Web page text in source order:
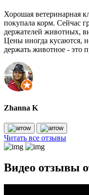
Хорошая ветеринарная
покупала корм. Сейчас
держателей животных,
Цены иногда кусаются,
держать животное - это
Zhanna K
Читать все отзывы
Видео отзывы